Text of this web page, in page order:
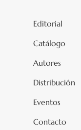
Editorial
Catálogo
Autores
Distribución
Eventos
Contacto